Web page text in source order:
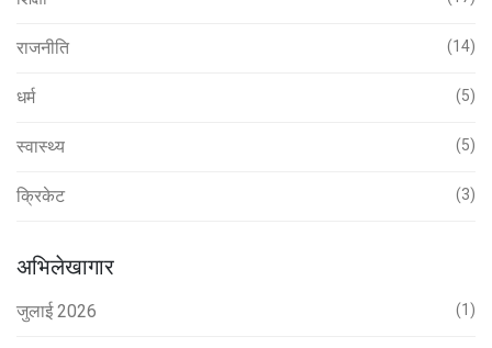
राजनीति (14)
धर्म (5)
स्वास्थ्य (5)
क्रिकेट (3)
अभिलेखागार
जुलाई 2026 (1)